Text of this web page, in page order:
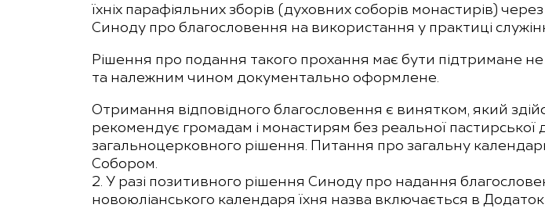
їхніх парафіяльних зборів (духовних соборів монастирів)
Синоду про благословення на використання у практиці
Рішення про подання такого прохання має бути підтримане
та належним чином документально оформлене.
Отримання відповідного благословення є винятком, який
рекомендує громадам і монастирям без реальної пастирської
загальноцерковного рішення. Питання про загальну
Собором.
2. У разі позитивного рішення Синоду про надання
новоюліанського календаря їхня назва включається в